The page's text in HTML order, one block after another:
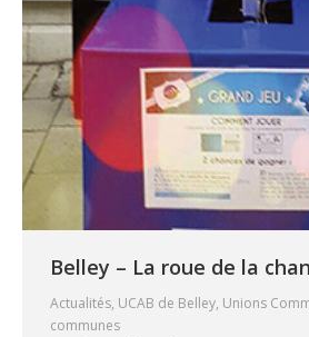
Belley – La roue de la
Actualités, UCAB de Belley, Unions
communes